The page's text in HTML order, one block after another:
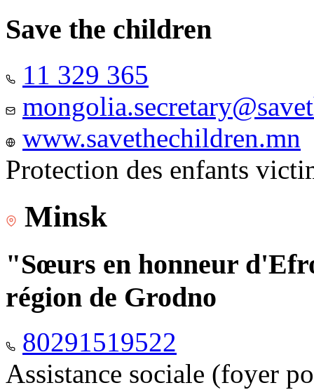
Save the children
11 329 365
www.savethechildren.mn
Protection des enfants
Minsk
"Sœurs en honneur
région de Grodno
80291519522
Assistance sociale (foyer